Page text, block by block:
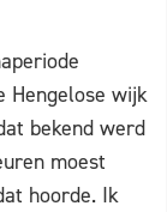
Hengelose wijk
bekend werd
moest
hoorde. Ik